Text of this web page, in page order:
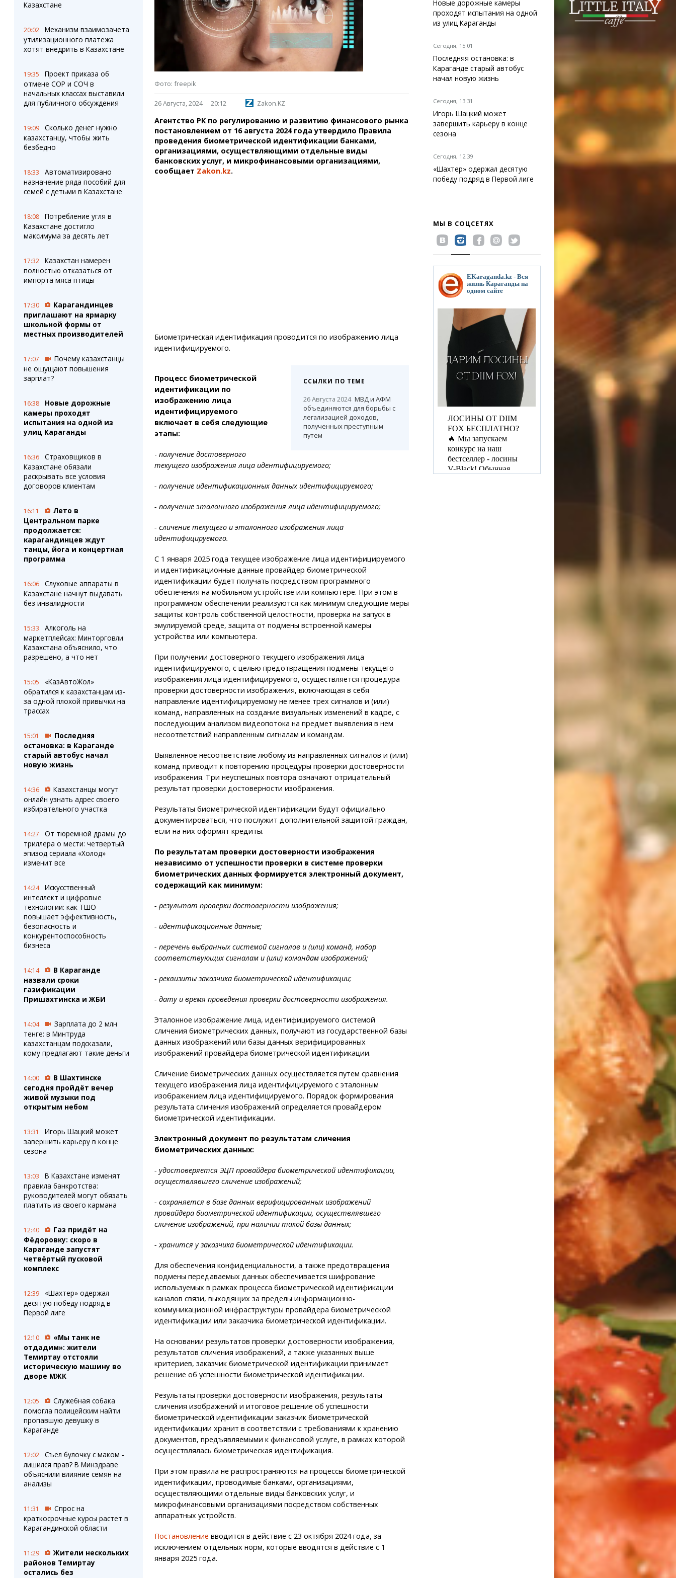
Штрихи
Коллаж недели
Ешкин гороскоп
Карта Караганды
Организации
Мой участковый
Темиртау
Балхаш
Жезказган
Медиа
Фото
Видео
Сервисы
Переводчик
Справочник
Автобусные остановки
Экстренные службы
Каталог компаний
Купить шины, легко!
Казахстане
20:02
Механизм взаимозачета
утилизационного платежа
хотят внедрить в Казахстане
19:35
Проект приказа об
отмене СОР и СОЧ в
начальных классах выставили
для публичного обсуждения
19:09
Сколько денег нужно
казахстанцу, чтобы жить
безбедно
18:33
Автоматизировано
назначение ряда пособий для
семей с детьми в Казахстане
18:08
Потребление угля в
Казахстане достигло
максимума за десять лет
17:32
Казахстан намерен
полностью отказаться от
импорта мяса птицы
17:30
Карагандинцев
приглашают на ярмарку
школьной формы от
местных производителей
17:07
Почему казахстанцы
не ощущают повышения
зарплат?
16:38
Новые дорожные
камеры проходят
испытания на одной из
улиц Караганды
16:36
Страховщиков в
Казахстане обязали
раскрывать все условия
договоров клиентам
16:11
Лето в
Центральном парке
продолжается:
карагандинцев ждут
танцы, йога и концертная
программа
16:06
Слуховые аппараты в
Казахстане начнут выдавать
без инвалидности
15:33
Алкоголь на
маркетплейсах: Минторговли
Казахстана объяснило, что
разрешено, а что нет
15:05
«КазАвтоЖол»
обратился к казахстанцам из-
за одной плохой привычки на
трассах
15:01
Последняя
остановка: в Караганде
старый автобус начал
новую жизнь
14:36
Казахстанцы могут
онлайн узнать адрес своего
избирательного участка
14:27
От тюремной драмы до
триллера о мести: четвертый
эпизод сериала «Холод»
изменит все
14:24
Искусственный
интеллект и цифровые
технологии: как ТШО
повышает эффективность,
безопасность и
конкурентоспособность
бизнеса
14:14
В Караганде
назвали сроки
газификации
Пришахтинска и ЖБИ
14:04
Зарплата до 2 млн
тенге: в Минтруда
казахстанцам подсказали,
кому предлагают такие деньги
14:00
В Шахтинске
сегодня пройдёт вечер
живой музыки под
открытым небом
13:31
Игорь Шацкий может
завершить карьеру в конце
сезона
13:03
В Казахстане изменят
правила банкротства:
руководителей могут обязать
платить из своего кармана
12:40
Газ придёт на
Фёдоровку: скоро в
Караганде запустят
четвёртый пусковой
комплекс
12:39
«Шахтер» одержал
десятую победу подряд в
Первой лиге
12:10
«Мы танк не
отдадим»: жители
Темиртау отстояли
историческую машину во
дворе МЖК
12:05
Служебная собака
помогла полицейским найти
пропавшую девушку в
Караганде
12:02
Съел булочку с маком -
лишился прав? В Минздраве
объяснили влияние семян на
анализы
11:31
Спрос на
краткосрочные курсы растет в
Карагандинской области
11:29
Жители нескольких
районов Темиртау
остались без
Фото: freepik
26 Августа, 2024 20:12 Zakon.KZ
Агентство РК по регулированию и развитию финансового рынка
постановлением от 16 августа 2024 года утвердило Правила
проведения биометрической идентификации банками,
организациями, осуществляющими отдельные виды
банковских услуг, и микрофинансовыми организациями,
сообщает Zakon.kz.
Биометрическая идентификация проводится по изображению лица
идентифицируемого.
ССЫЛКИ ПО ТЕМЕ
26 Августа 2024 МВД и АФМ
объединяются для борьбы с
легализацией доходов,
полученных преступным
путем
Процесс биометрической
идентификации по
изображению лица
идентифицируемого
включает в себя следующие
этапы:
- получение достоверного
текущего изображения лица идентифицируемого;
- получение идентификационных данных идентифицируемого;
- получение эталонного изображения лица идентифицируемого;
- сличение текущего и эталонного изображения лица
идентифицируемого.
С 1 января 2025 года текущее изображение лица идентифицируемого
и идентификационные данные провайдер биометрической
идентификации будет получать посредством программного
обеспечения на мобильном устройстве или компьютере. При этом в
программном обеспечении реализуются как минимум следующие меры
защиты: контроль собственной целостности, проверка на запуск в
эмулируемой среде, защита от подмены встроенной камеры
устройства или компьютера.
При получении достоверного текущего изображения лица
идентифицируемого, с целью предотвращения подмены текущего
изображения лица идентифицируемого, осуществляется процедура
проверки достоверности изображения, включающая в себя
направление идентифицируемому не менее трех сигналов и (или)
команд, направленных на создание визуальных изменений в кадре, с
последующим анализом видеопотока на предмет выявления в нем
несоответствий направленным сигналам и командам.
Выявленное несоответствие любому из направленных сигналов и (или)
команд приводит к повторению процедуры проверки достоверности
изображения. Три неуспешных повтора означают отрицательный
результат проверки достоверности изображения.
Результаты биометрической идентификации будут официально
документироваться, что послужит дополнительной защитой граждан,
если на них оформят кредиты.
По результатам проверки достоверности изображения
независимо от успешности проверки в системе проверки
биометрических данных формируется электронный документ,
содержащий как минимум:
- результат проверки достоверности изображения;
- идентификационные данные;
- перечень выбранных системой сигналов и (или) команд, набор
соответствующих сигналам и (или) командам изображений;
- реквизиты заказчика биометрической идентификации;
- дату и время проведения проверки достоверности изображения.
Эталонное изображение лица, идентифицируемого системой
сличения биометрических данных, получают из государственной базы
данных изображений или базы данных верифицированных
изображений провайдера биометрической идентификации.
Сличение биометрических данных осуществляется путем сравнения
текущего изображения лица идентифицируемого с эталонным
изображением лица идентифицируемого. Порядок формирования
результата сличения изображений определяется провайдером
биометрической идентификации.
Электронный документ по результатам сличения
биометрических данных:
- удостоверяется ЭЦП провайдера биометрической идентификации,
осуществлявшего сличение изображений;
- сохраняется в базе данных верифицированных изображений
провайдера биометрической идентификации, осуществлявшего
сличение изображений, при наличии такой базы данных;
- хранится у заказчика биометрической идентификации.
Для обеспечения конфиденциальности, а также предотвращения
подмены передаваемых данных обеспечивается шифрование
используемых в рамках процесса биометрической идентификации
каналов связи, выходящих за пределы информационно-
коммуникационной инфраструктуры провайдера биометрической
идентификации или заказчика биометрической идентификации.
На основании результатов проверки достоверности изображения,
результатов сличения изображений, а также указанных выше
критериев, заказчик биометрической идентификации принимает
решение об успешности биометрической идентификации.
Результаты проверки достоверности изображения, результаты
сличения изображений и итоговое решение об успешности
биометрической идентификации заказчик биометрической
идентификации хранит в соответствии с требованиями к хранению
документов, предъявляемыми к финансовой услуге, в рамках которой
осуществлялась биометрическая идентификация.
При этом правила не распространяются на процессы биометрической
идентификации, проводимые банками, организациями,
осуществляющими отдельные виды банковских услуг, и
микрофинансовыми организациями посредством собственных
аппаратных устройств.
Постановление вводится в действие с 23 октября 2024 года, за
исключением отдельных норм, которые вводятся в действие с 1
января 2025 года.
Новые дорожные камеры
проходят испытания на одной
из улиц Караганды
Сегодня, 15:01
Последняя остановка: в
Караганде старый автобус
начал новую жизнь
Сегодня, 13:31
Игорь Шацкий может
завершить карьеру в конце
сезона
Сегодня, 12:39
«Шахтер» одержал десятую
победу подряд в Первой лиге
МЫ В СОЦСЕТЯХ
EKaraganda.kz - Вся
жизнь Караганды на
одном сайте